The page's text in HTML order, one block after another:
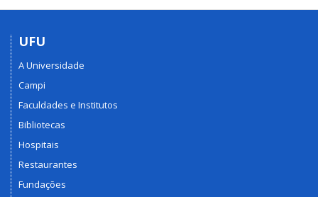
UFU
A Universidade
Campi
Faculdades e Institutos
Bibliotecas
Hospitais
Restaurantes
Fundações